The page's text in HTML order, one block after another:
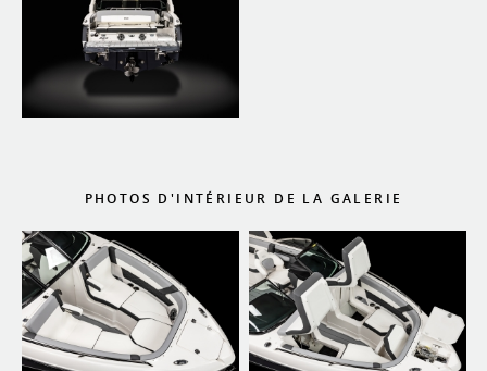
PHOTOS D'INTÉRIEUR DE LA GALERIE